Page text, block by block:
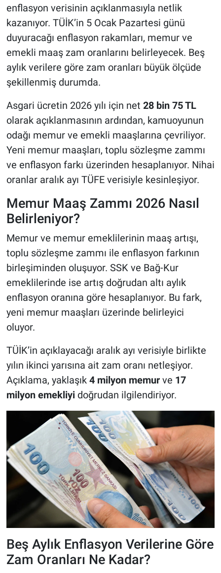
enflasyon verisinin açıklanmasıyla netlik
kazanıyor. TÜİK’in 5 Ocak Pazartesi günü
duyuracağı enflasyon rakamları, memur ve
emekli maaş zam oranlarını belirleyecek. Beş
aylık verilere göre zam oranları büyük ölçüde
şekillenmiş durumda.
Asgari ücretin 2026 yılı için net 28 bin 75 TL
olarak açıklanmasının ardından, kamuoyunun
odağı memur ve emekli maaşlarına çevriliyor.
Yeni memur maaşları, toplu sözleşme zammı
ve enflasyon farkı üzerinden hesaplanıyor. Nihai
oranlar aralık ayı TÜFE verisiyle kesinleşiyor.
Memur Maaş Zammı 2026 Nasıl
Belirleniyor?
Memur ve memur emeklilerinin maaş artışı,
toplu sözleşme zammı ile enflasyon farkının
birleşiminden oluşuyor. SSK ve Bağ-Kur
emeklilerinde ise artış doğrudan altı aylık
enflasyon oranına göre hesaplanıyor. Bu fark,
yeni memur maaşları üzerinde belirleyici
oluyor.
TÜİK’in açıklayacağı aralık ayı verisiyle birlikte
yılın ikinci yarısına ait zam oranı netleşiyor.
Açıklama, yaklaşık 4 milyon memurve 17
milyon emekliyidoğrudan ilgilendiriyor.
Beş Aylık Enflasyon Verilerine Göre
Zam Oranları Ne Kadar?